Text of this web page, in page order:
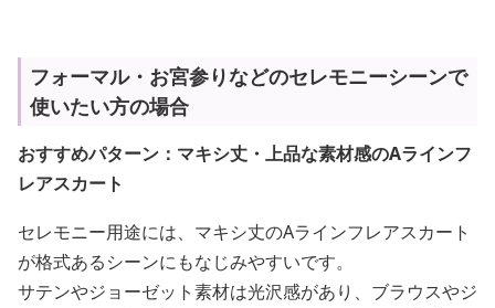
フォーマル・お宮参りなどのセレモニーシーンで
使いたい方の場合
おすすめパターン：マキシ丈・上品な素材感のAラインフ
レアスカート
セレモニー用途には、マキシ丈のAラインフレアスカート
が格式あるシーンにもなじみやすいです。
サテンやジョーゼット素材は光沢感があり、ブラウスやジ